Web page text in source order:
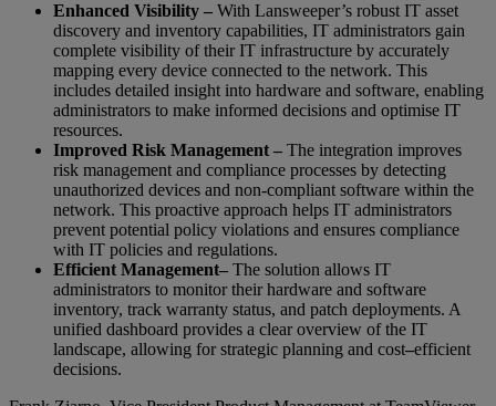
Enhanced Visibility – With Lansweeper’s robust IT asset
discovery and inventory capabilities, IT administrators gain
complete visibility of their IT infrastructure by accurately
mapping every device connected to the network. This
includes detailed insight into hardware and software, enabling
administrators to make informed decisions and optimise IT
resources.
Improved Risk Management – The integration improves
risk management and compliance processes by detecting
unauthorized devices and non-compliant software within the
network. This proactive approach helps IT administrators
prevent potential policy violations and ensures compliance
with IT policies and regulations.
Efficient Management– The solution allows IT
administrators to monitor their hardware and software
inventory, track warranty status, and patch deployments. A
unified dashboard provides a clear overview of the IT
landscape, allowing for strategic planning and cost–efficient
decisions.